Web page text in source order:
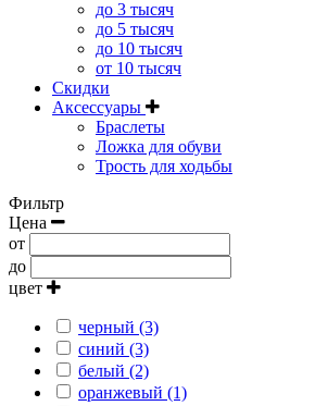
до 3 тысяч
до 5 тысяч
до 10 тысяч
от 10 тысяч
Скидки
Аксессуары
Браслеты
Ложка для обуви
Трость для ходьбы
Фильтр
Цена
от
до
цвет
черный (3)
синий (3)
белый (2)
оранжевый (1)